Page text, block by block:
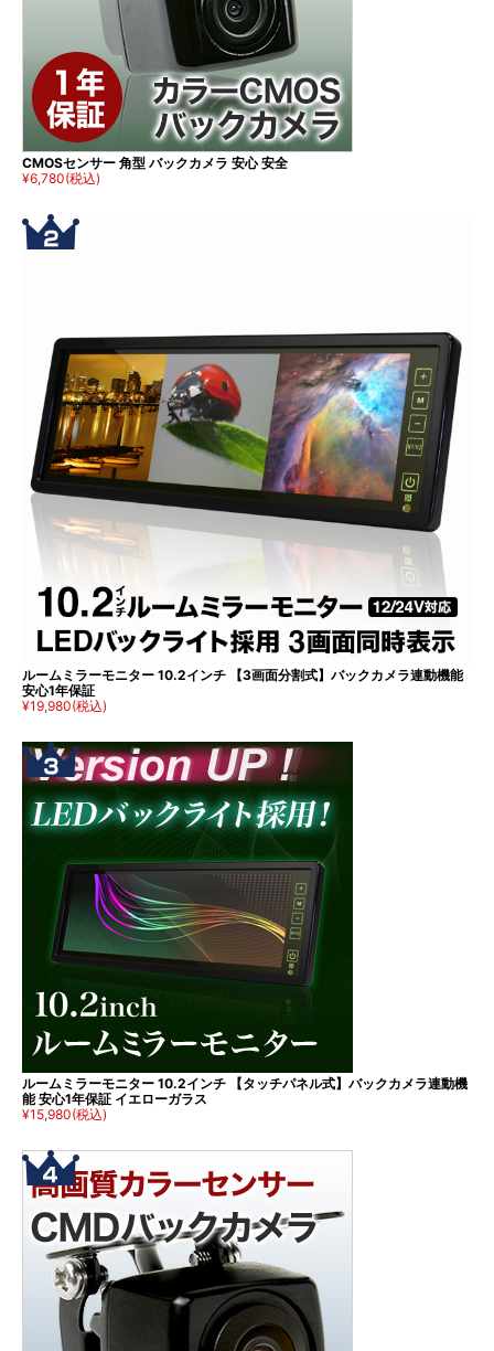
CMOSセンサー 角型 バックカメラ 安心 安全
¥6,780(税込)
ルームミラーモニター 10.2インチ 【3画面分割式】バックカメラ連動機能
安心1年保証
¥19,980(税込)
ルームミラーモニター 10.2インチ 【タッチパネル式】バックカメラ連動機
能 安心1年保証 イエローガラス
¥15,980(税込)